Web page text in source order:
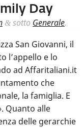
Day
& sotto Generale.
San Giovanni, il
l’appello e lo
ad Affaritaliani.it
che
la famiglia. E
Quanto alle
delle gerarchie